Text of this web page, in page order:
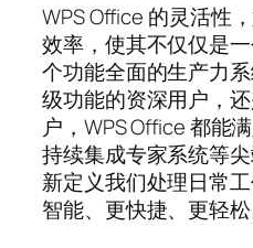
WPS Office 的灵活性
效率，使其不仅仅是
个功能全面的生产力
级功能的资深用户，
户，WPS Office 都能
持续集成专家系统等
新定义我们处理日常
智能、更快捷、更轻松